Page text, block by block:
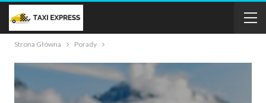
Strona Główna Porady